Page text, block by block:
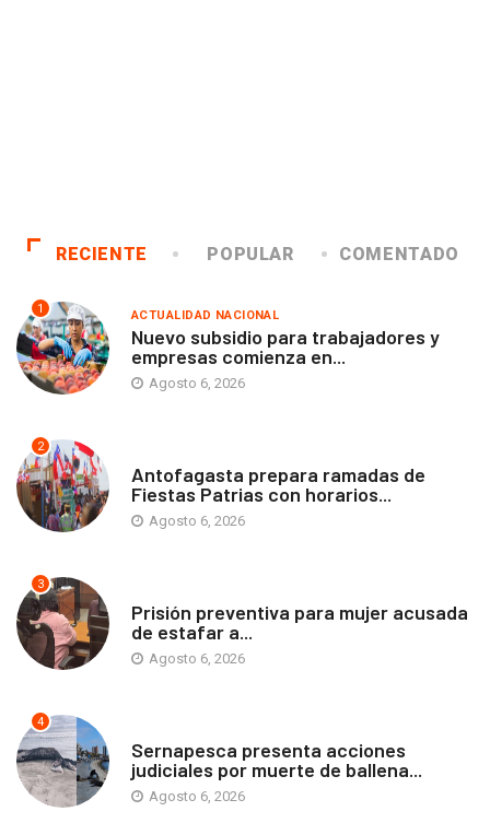
RECIENTE POPULAR COMENTADO
1 ACTUALIDAD NACIONAL
Nuevo subsidio para trabajadores y
empresas comienza en...
Agosto 6, 2026
2
Antofagasta prepara ramadas de
Fiestas Patrias con horarios...
Agosto 6, 2026
3
Prisión preventiva para mujer acusada
de estafar a...
Agosto 6, 2026
4
Sernapesca presenta acciones
judiciales por muerte de ballena...
Agosto 6, 2026